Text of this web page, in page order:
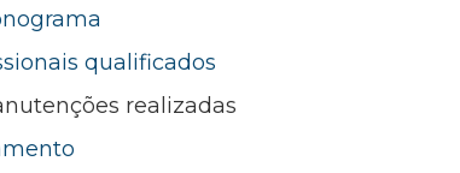
qualificados
realizadas